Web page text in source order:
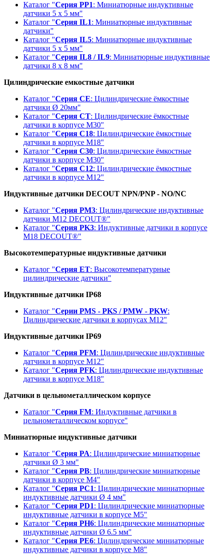
Каталог "Серия PP1: Миниатюрные индуктивные
датчики 5 x 5 мм"
Каталог "Серия IL1: Миниатюрные индуктивные
датчики"
Каталог "Серия IL5: Миниатюрные индуктивные
датчики 5 x 5 мм"
Каталог "Серия IL8 / IL9: Миниатюрные индуктивные
датчики 8 x 8 мм"
Цилиндрические емкостные датчики
Каталог "Серия CE: Цилиндрические ёмкостные
датчики Ø 20мм"
Каталог "Серия CT: Цилиндрические ёмкостные
датчики в корпусе М30"
Каталог "Серия С18: Цилиндрические ёмкостные
датчики в корпусе М18"
Каталог "Серия C30: Цилиндрические ёмкостные
датчики в корпусе М30"
Каталог "Серия C12: Цилиндрические ёмкостные
датчики в корпусе М12"
Индуктивные датчики DECOUT NPN/PNP - NO/NC
Каталог "Серия PM3: Цилиндрические индуктивные
датчики M12 DECOUT®"
Каталог "Серия PK3: Индуктивные датчики в корпусе
М18 DECOUT®"
Высокотемпературные индуктивные датчики
Каталог "Серия ET: Высокотемпературные
цилиндрические датчики"
Индуктивные датчики IP68
Каталог "Серии PMS - PKS / PMW - PKW:
Цилиндрические датчики в корпусах М12"
Индуктивные датчики IP69
Каталог "Серия PFM: Цилиндрические индуктивные
датчики в корпусе М12"
Каталог "Серия PFK: Цилиндрические индуктивные
датчики в корпусе М18"
Датчики в цельнометаллическом корпусе
Каталог "Серия FM: Индуктивные датчики в
цельнометаллическом корпусе"
Миниатюрные индуктивные датчики
Каталог "Серия PA: Цилиндрические миниатюрные
датчики Ø 3 мм"
Каталог "Серия PB: Цилиндрические миниатюрные
датчики в корпусе М4"
Каталог "Серия PC1: Цилиндрические миниатюрные
индуктивные датчики Ø 4 мм"
Каталог "Серия PD1: Цилиндрические миниатюрные
индуктивные датчики в корпусе М5"
Каталог "Серия PH6: Цилиндрические миниатюрные
индуктивные датчики Ø 6.5 мм"
Каталог "Серия PE6: Цилиндрические миниатюрные
индуктивные датчики в корпусе М8"